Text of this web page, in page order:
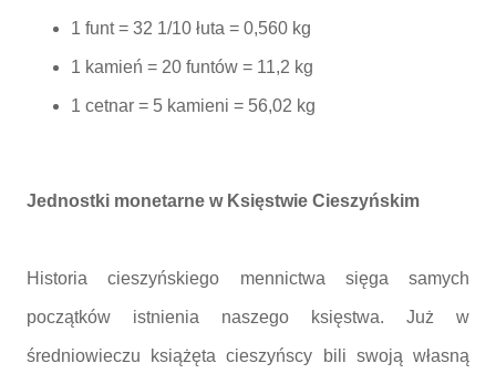
1 funt = 32 1/10 łuta = 0,560 kg
1 kamień = 20 funtów = 11,2 kg
1 cetnar = 5 kamieni = 56,02 kg
Jednostki monetarne w Księstwie Cieszyńskim
Historia cieszyńskiego mennictwa sięga samych
początków istnienia naszego księstwa. Już w
średniowieczu książęta cieszyńscy bili swoją własną